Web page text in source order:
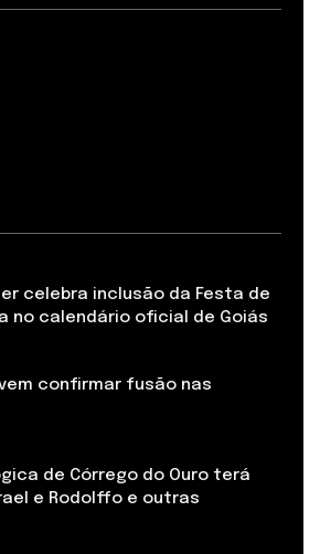
celebra inclusão da Festa de
no calendário oficial de Goiás
confirmar fusão nas
de Córrego do Ouro terá
e Rodolffo e outras